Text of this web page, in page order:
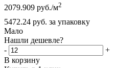
2079.909 руб./м2
5472.24 руб. за упаковку
Мало
Нашли дешевле?
-
+
В корзину